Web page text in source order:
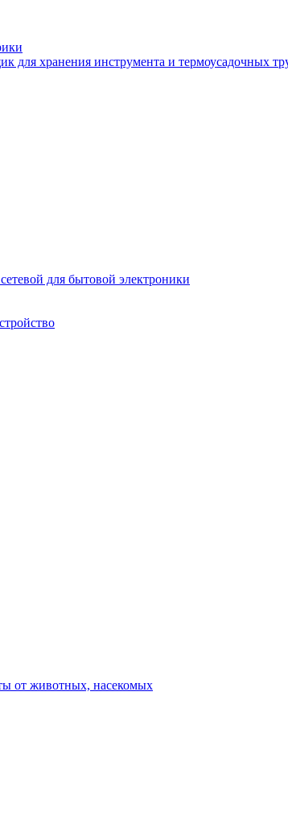
для хранения инструмента и термоусадочных
для бытовой электроники
от животных, насекомых